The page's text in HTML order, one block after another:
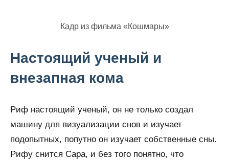
Кадр из фильма «Кошмары»
Настоящий ученый и
внезапная кома
Риф настоящий ученый, он не только создал
машину для визуализации снов и изучает
подопытных, попутно он изучает собственные сны.
Рифу снится Сара, и без того понятно, что